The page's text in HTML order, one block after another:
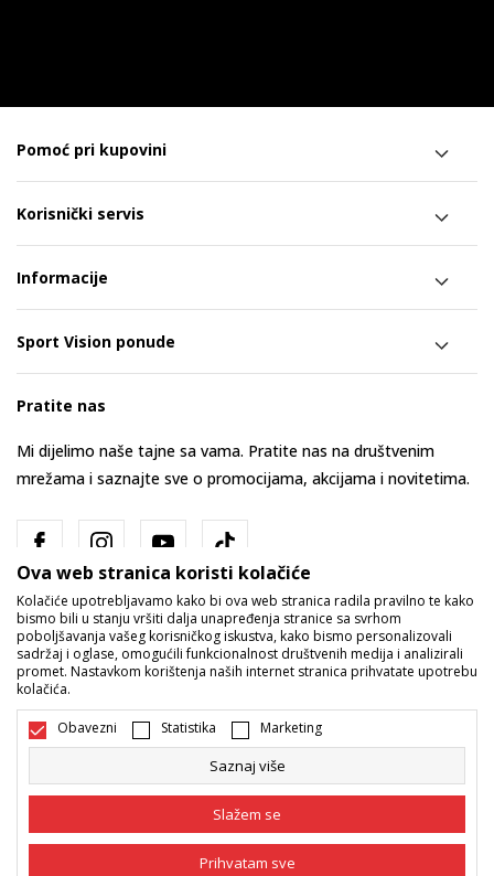
Pomoć pri kupovini
Korisnički servis
Informacije
Sport Vision ponude
Pratite nas
Mi dijelimo naše tajne sa vama. Pratite nas na društvenim
mrežama i saznajte sve o promocijama, akcijama i novitetima.
Bosna i Hercegovina Promijenite
Nastojimo da budemo što precizniji u opisu proizvoda, prikazu slika i
samih cijena, ali ne možemo garantovati da su sve informacije kompletne
Ova web stranica koristi kolačiće
Kolačiće upotrebljavamo kako bi ova web stranica radila pravilno te kako
bismo bili u stanju vršiti dalja unapređenja stranice sa svrhom
poboljšavanja vašeg korisničkog iskustva, kako bismo personalizovali
sadržaj i oglase, omogućili funkcionalnost društvenih medija i analizirali
promet. Nastavkom korištenja naših internet stranica prihvatate upotrebu
kolačića.
Obavezni Statistika Marketing
Saznaj više
Slažem se
Prihvatam sve